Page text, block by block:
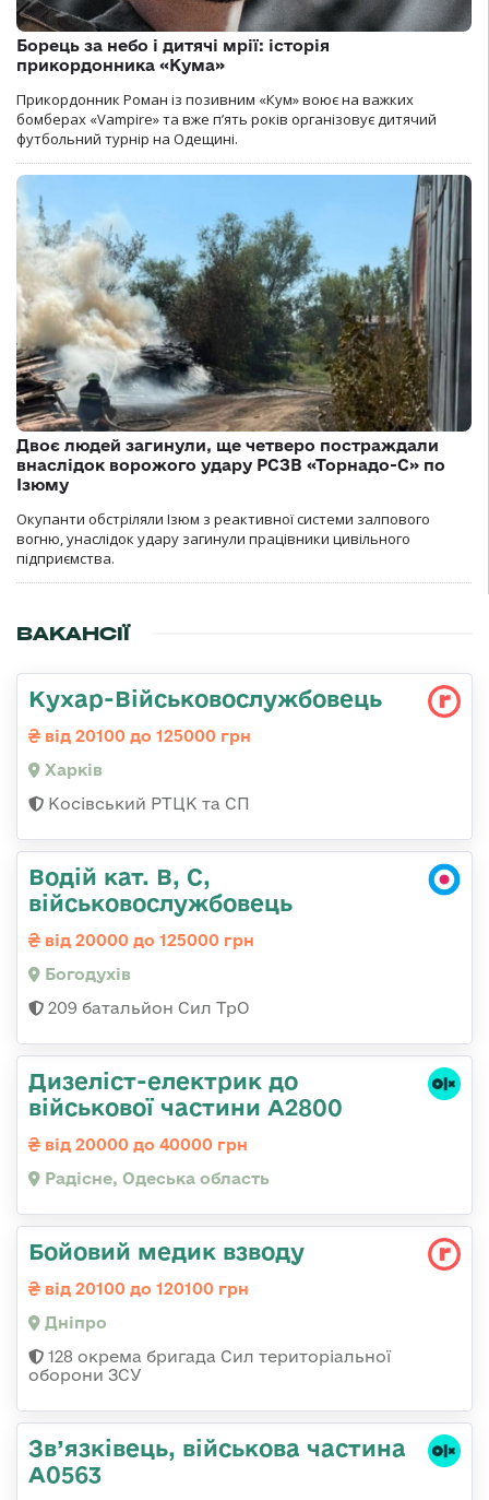
Борець за небо і дитячі мрії: історія
прикордонника «Кума»
Прикордонник Роман із позивним «Кум» воює на важких
бомберах «Vampire» та вже п’ять років організовує дитячий
футбольний турнір на Одещині.
Двоє людей загинули, ще четверо постраждали
внаслідок ворожого удару РСЗВ «Торнадо-С» по
Ізюму
Окупанти обстріляли Ізюм з реактивної системи залпового
вогню, унаслідок удару загинули працівники цивільного
підприємства.
ВАКАНСІЇ
Кухар-Військовослужбовець
від 20100 до 125000 грн
Харків
Косівський РТЦК та СП
Водій кат. В, С,
військовослужбовець
від 20000 до 125000 грн
Богодухів
209 батальйон Сил ТрО
Дизеліст-електрик до
військової частини А2800
від 20000 до 40000 грн
Радісне, Одеська область
Бойовий медик взводу
від 20100 до 120100 грн
Дніпро
128 окрема бригада Сил територіальної
оборони ЗСУ
Зв’язківець, військова частина
А0563